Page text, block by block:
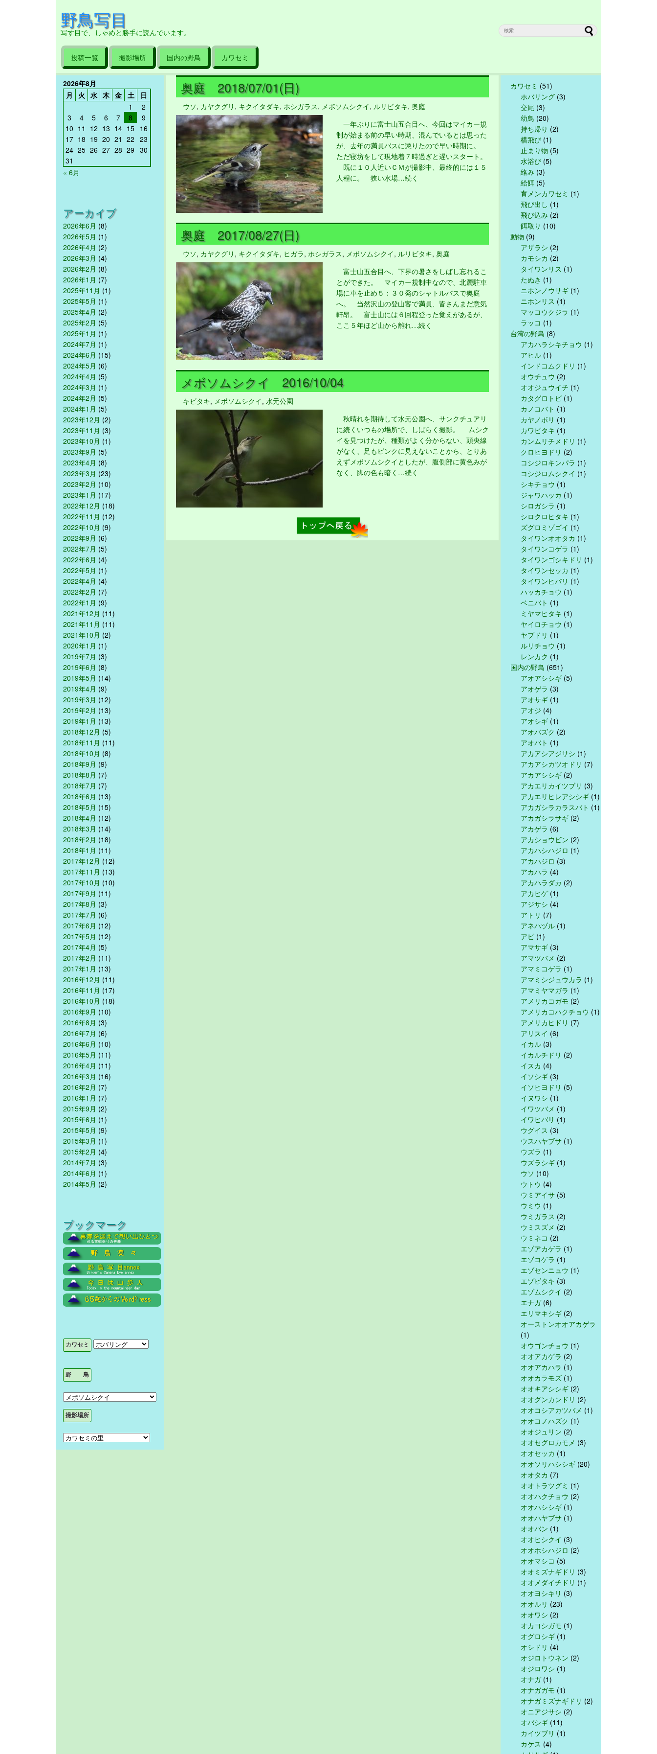
野鳥写目
写す目で、しゃめと勝手に読んでいます。
投稿一覧 撮影場所 国内の野鳥 カワセミ
2026年8月
月
火 水 木 金 土
日
1
2
3
4 5 6 7 8
9
10 11 12 13 14 15 16
17 18 19 20 21 22 23
24 25 26 27 28 29 30
31
« 6月
アーカイブ
2026年6月 (8)
2026年5月 (1)
2026年4月 (2)
2026年3月 (4)
2026年2月 (8)
2026年1月 (7)
2025年11月 (1)
2025年5月 (1)
2025年4月 (2)
2025年2月 (5)
2025年1月 (1)
2024年7月 (1)
2024年6月 (15)
2024年5月 (6)
2024年4月 (5)
2024年3月 (1)
2024年2月 (5)
2024年1月 (5)
2023年12月 (2)
2023年11月 (3)
2023年10月 (1)
2023年9月 (5)
2023年4月 (8)
2023年3月 (23)
2023年2月 (10)
2023年1月 (17)
2022年12月 (18)
2022年11月 (12)
2022年10月 (9)
2022年9月 (6)
2022年7月 (5)
2022年6月 (4)
2022年5月 (1)
2022年4月 (4)
2022年2月 (7)
2022年1月 (9)
2021年12月 (11)
2021年11月 (11)
2021年10月 (2)
2020年1月 (1)
2019年7月 (3)
2019年6月 (8)
2019年5月 (14)
2019年4月 (9)
2019年3月 (12)
2019年2月 (13)
2019年1月 (13)
2018年12月 (5)
2018年11月 (11)
2018年10月 (8)
2018年9月 (9)
2018年8月 (7)
2018年7月 (7)
2018年6月 (13)
2018年5月 (15)
2018年4月 (12)
2018年3月 (14)
2018年2月 (18)
2018年1月 (11)
2017年12月 (12)
2017年11月 (13)
2017年10月 (10)
2017年9月 (11)
2017年8月 (3)
2017年7月 (6)
2017年6月 (12)
2017年5月 (12)
2017年4月 (5)
2017年2月 (11)
2017年1月 (13)
2016年12月 (11)
2016年11月 (17)
2016年10月 (18)
2016年9月 (10)
2016年8月 (3)
2016年7月 (6)
2016年6月 (10)
2016年5月 (11)
2016年4月 (11)
2016年3月 (16)
2016年2月 (7)
2016年1月 (7)
2015年9月 (2)
2015年6月 (1)
2015年5月 (9)
2015年3月 (1)
2015年2月 (4)
2014年7月 (3)
2014年6月 (1)
2014年5月 (2)
ブックマーク
奥庭 2018/07/01(日)
ウソ, カヤクグリ , キクイタダキ, ホシガラス, メボソムシクイ, ルリビタキ, 奥庭
一年ぶりに富士山五合目へ、今回はマイカー規
制が始まる前の早い時期、混んでいるとは思った
が、去年の満員バスに懲りたので早い時期に。
ただ寝坊をして現地着７時過ぎと遅いスタート。
既に１０人近いＣＭが撮影中、最終的には１５
人程に。 狭い水場…続く
奥庭 2017/08/27(日)
ウソ, カヤクグリ , キクイタダキ, ヒガラ, ホシガラス, メボソムシクイ, ルリビタキ, 奥庭
富士山五合目へ、下界の暑さをしばし忘れるこ
とができた。 マイカー規制中なので、北麓駐車
場に車を止め５：３０発のシャトルバスで奥庭
へ。 当然沢山の登山客で満員、皆さんまだ意気
軒昂。 富士山には６回程登った覚えがあるが、
ここ５年ほど山から離れ…続く
メボソムシクイ 2016/10/04
キビタキ, メボソムシクイ, 水元公園
秋晴れを期待して水元公園へ、サンクチュアリ
に続くいつもの場所で、しばらく撮影。 ムシク
イを見つけたが、種類がよく分からない、頭央線
がなく、足もピンクに見えないことから、とりあ
えずメボソムシクイとしたが、腹側部に黄色みが
なく、脚の色も暗く…続く
カワセミ (51)
ホバリング (3)
交尾 (3)
幼鳥 (20)
持ち帰り (2)
横飛び (1)
止まり物 (5)
水浴び (5)
絡み (3)
給餌 (5)
育メンカワセミ (1)
飛び出し (1)
飛び込み (2)
餌取り (10)
動物 (9)
アザラシ (2)
カモシカ (2)
タイワンリス (1)
たぬき (1)
ニホンノウサギ (1)
ニホンリス (1)
マッコウクジラ (1)
ラッコ (1)
台湾の野鳥 (8)
アカハラシキチョウ (1)
アヒル (1)
インドコムクドリ (1)
オウチュウ (2)
オオジュウイチ (1)
カタグロトビ (1)
カノコバト (1)
カヤノボリ (1)
カワビタキ (1)
カンムリチメドリ (1)
クロヒヨドリ (2)
コシジロキンパラ (1)
コシジロムシクイ (1)
シキチョウ (1)
ジャワハッカ (1)
シロガシラ (1)
シロクロヒタキ (1)
ズグロミゾゴイ (1)
タイワンオオタカ (1)
タイワンコゲラ (1)
タイワンゴシキドリ (1)
タイワンセッカ (1)
タイワンヒバリ (1)
ハッカチョウ (1)
ベニバト (1)
ミヤマヒタキ (1)
ヤイロチョウ (1)
ヤブドリ (1)
ルリチョウ (1)
レンカク (1)
国内の野鳥 (651)
アオアシシギ (5)
アオゲラ (3)
アオサギ (1)
アオジ (4)
アオシギ (1)
アオバズク (2)
アオバト (1)
アカアシアジサシ (1)
アカアシカツオドリ (7)
アカアシシギ (2)
アカエリカイツブリ (3)
アカエリヒレアシシギ (1)
アカガシラカラスバト (1)
アカガシラサギ (2)
アカゲラ (6)
アカショウビン (2)
アカハシハジロ (1)
アカハジロ (3)
アカハラ (4)
アカハラダカ (2)
アカヒゲ(1)
アジサシ (4)
アトリ (7)
アネハヅル (1)
アビ (1)
アマサギ (3)
アマツバメ (2)
アマミコゲラ (1)
アマミシジュウカラ (1)
アマミヤマガラ (1)
アメリカコガモ (2)
アメリカコハクチョウ (1)
アメリカヒドリ (7)
アリスイ (6)
イカル (3)
イカルチドリ (2)
イスカ (4)
イソシギ (3)
イソヒヨドリ (5)
イヌワシ (1)
イワツバメ (1)
イワヒバリ (1)
ウグイス (3)
ウスハヤブサ (1)
ウズラ (1)
ウズラシギ (1)
ウソ (10)
ウトウ (4)
ウミアイサ (5)
ウミウ (1)
ウミガラス (2)
ウミスズメ (2)
ウミネコ (2)
エゾアカゲラ (1)
エゾコゲラ (1)
エゾセンニュウ (1)
エゾビタキ (3)
エゾムシクイ (2)
エナガ(6)
エリマキシギ (2)
オーストンオオアカゲラ
(1)
オウゴンチョウ (1)
オオアカゲラ (2)
オオアカハラ (1)
オオカラモズ (1)
オオキアシシギ (2)
オオグンカンドリ (2)
オオコシアカツバメ (1)
オオコノハズク (1)
オオジュリン (2)
オオセグロカモメ (3)
オオセッカ (1)
オオソリハシシギ (20)
オオタカ (7)
オオトラツグミ (1)
オオハクチョウ (2)
オオハシシギ (1)
オオハヤブサ (1)
オオバン (1)
オオヒシクイ (3)
オオホシハジロ (2)
オオマシコ (5)
オオミズナギドリ (3)
オオメダイチドリ (1)
オオヨシキリ (3)
オオルリ (23)
オオワシ (2)
オカヨシガモ (1)
オグロシギ (1)
オシドリ (4)
オジロトウネン (2)
オジロワシ (1)
オナガ(1)
オナガガモ (1)
オナガミズナギドリ (2)
オニアジサシ (2)
オバシギ (11)
カイツブリ (1)
カケス (4)